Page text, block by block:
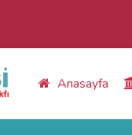
Anasayfa